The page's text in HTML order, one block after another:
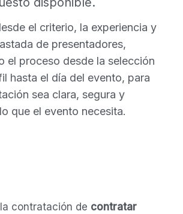
el criterio, la experiencia y
de presentadores,
el proceso desde la selección
hasta el día del evento, para
sea clara, segura y
que el evento necesita.
contratación de contratar